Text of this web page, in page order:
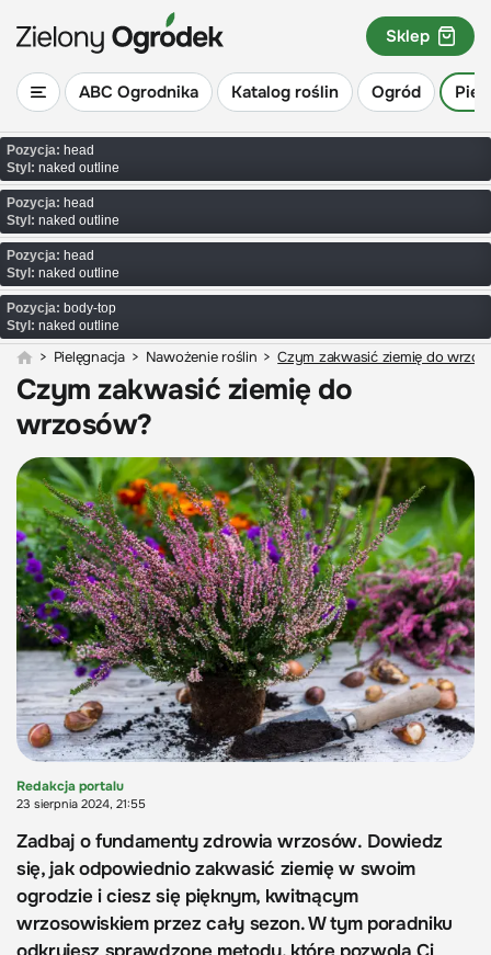
Pozycja: head
Styl: naked outline
Pozycja: head
Styl: naked outline
Pozycja: head
Styl: naked outline
Pozycja: body-top
Styl: naked outline
ABC Ogrodnika Katalog roślin Ogród
Sklep
> Pielęgnacja > Nawożenie roślin > Czym zakwasić ziemię do
Czym zakwasić ziemię do
wrzosów?
Redakcja portalu
23 sierpnia 2024, 21:55
Zadbaj o fundamenty zdrowia wrzosów. Dowiedz
się, jak odpowiednio zakwasić ziemię w swoim
ogrodzie i ciesz się pięknym, kwitnącym
wrzosowiskiem przez cały sezon. W tym poradniku